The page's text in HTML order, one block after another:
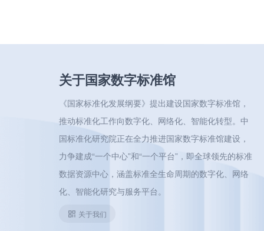
关于国家数字标准馆
《国家标准化发展纲要》提出建设国家数字标准馆，
推动标准化工作向数字化、网络化、智能化转型。中
国标准化研究院正在全力推进国家数字标准馆建设，
力争建成“一个中心”和“一个平台”，即全球领先的标准
数据资源中心，涵盖标准全生命周期的数字化、网络
化、智能化研究与服务平台。
关于我们